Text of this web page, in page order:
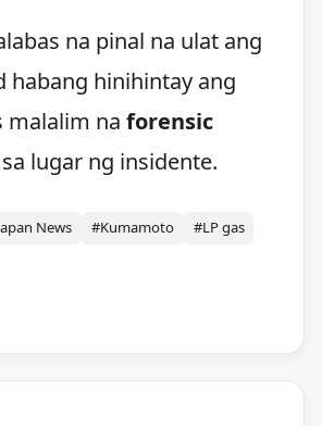
na pinal na ulat ang
habang hinihintay ang
malalim na forensic
sa lugar ng insidente.
News #Kumamoto
#LP gas